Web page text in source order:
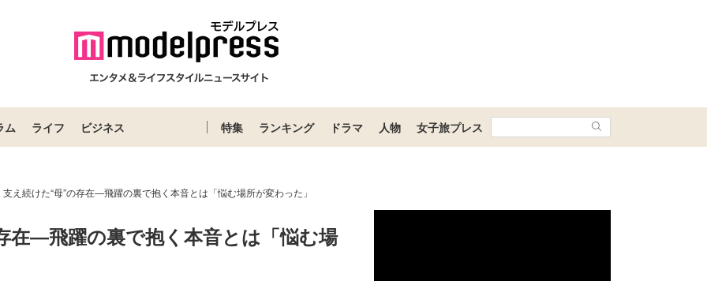
ム ライフ ビジネス 特集 ランキング ドラマ 人物 女子旅プレス
え続けた“母”の存在―飛躍の裏で抱く本音とは「悩む場所が変わった」
在―飛躍の裏で抱く本音とは「悩む場